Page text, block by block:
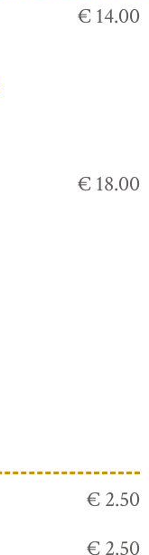
€ 14.00
€ 18.00
€ 2.50
€ 2.50